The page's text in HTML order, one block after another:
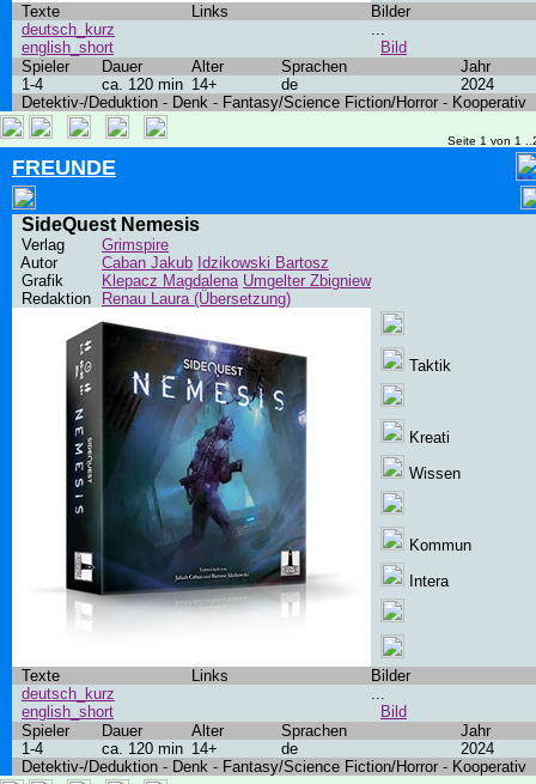
Texte Links
Bilder
deutsch_kurz
english_short
...
Bild
Spieler
Dauer Alter Sprachen
Jahr
1-4
ca. 120 min 14+ de
2024
Detektiv-/Deduktion - Denk - Fantasy/Science Fiction/Horror - Kooperativ
Seite 1 von 1
FREUNDE
SideQuest Nemesis
Verlag
Grimspire
Autor
Caban Jakub Idzikowski Bartosz
Grafik
Klepacz Magdalena Umgelter Zbigniew
Redaktion
Renau Laura (Übersetzung)
Taktik
Kreati
Wissen
Kommun
Intera
Texte Links
Bilder
deutsch_kurz
english_short
...
Bild
Spieler
Dauer Alter Sprachen
Jahr
1-4
ca. 120 min 14+ de
2024
Detektiv-/Deduktion - Denk - Fantasy/Science Fiction/Horror - Kooperativ